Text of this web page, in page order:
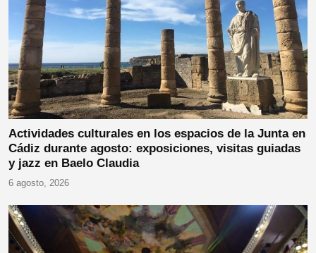
Actividades culturales en los espacios de la Junta en
Cádiz durante agosto: exposiciones, visitas guiadas
y jazz en Baelo Claudia
6 agosto, 2026